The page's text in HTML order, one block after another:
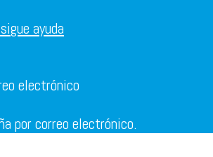
ayuda
electrónico
por correo electrónico.